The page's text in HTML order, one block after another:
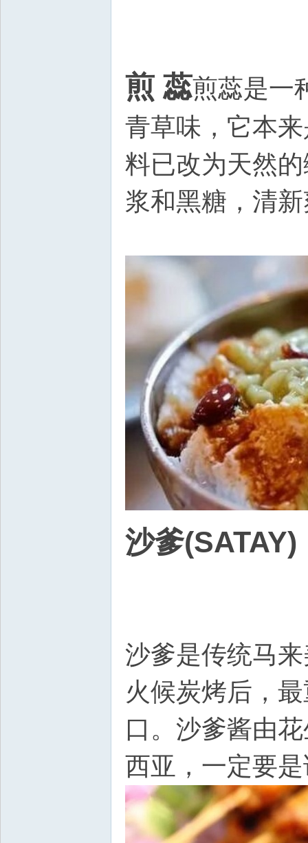
煎 蕊煎蕊是一
青草味，它本
料已改为天然
浆和黑糖，清
沙爹(SATAY)
沙爹是传统马
火候炭烤后，
口。 沙爹酱由
西亚，一定要